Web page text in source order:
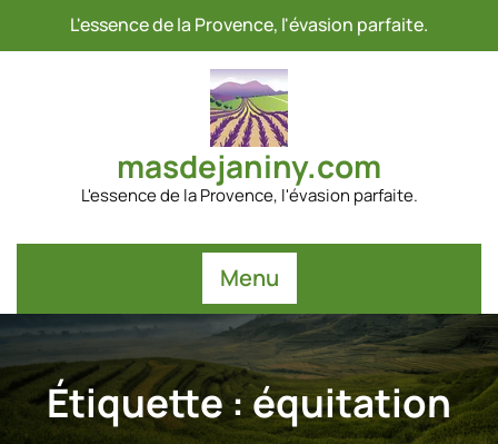
L'essence de la Provence, l'évasion parfaite.
masdejaniny.com
L'essence de la Provence, l'évasion parfaite.
Menu
Étiquette :équitation